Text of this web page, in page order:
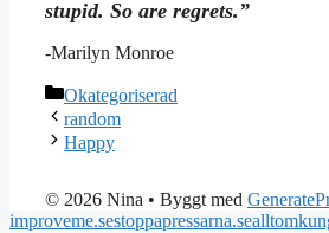
stupid. So are regrets.”
-Marilyn Monroe
Kategorier
Okategoriserad
random
Happy
© 2026 Nina • Byggt med
improveme.sestoppapressarna.se